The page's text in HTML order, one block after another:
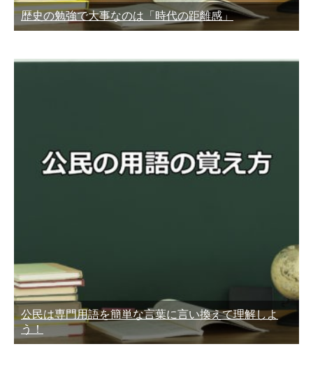
歴史の勉強で大事なのは「時代の距離感」
公民は専門用語を簡単な言葉に言い換えて理解しよ
う！